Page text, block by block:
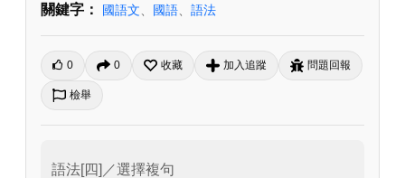
關鍵字： 國語文 國語 語法
0 0 收藏 加入追蹤 問題回報
檢舉
語法[四]／選擇複句